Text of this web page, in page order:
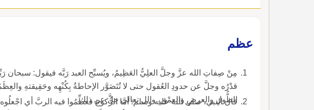
عظم
مِنْ صِفاتِ الله عزَّ وجلَّ العلِيُّ العَظِيمُ، ويُسبِّح العبد رَبَّه فيقول: سبحان
قدْرُه وجلَّ عن حدودِ العُقول حتى لا تُتَصَوَّر الإحاطةُ بِكُنْهِه وحَقِيقتهِ
الطُّولِ والعرضِ والعمْق، والل تعالى جلَّ عن ذلك.
قال النبي، صلى الله عليه وسلم: أمَّا الرُّكوع فعظِّمُوا فيه الربَّ أي